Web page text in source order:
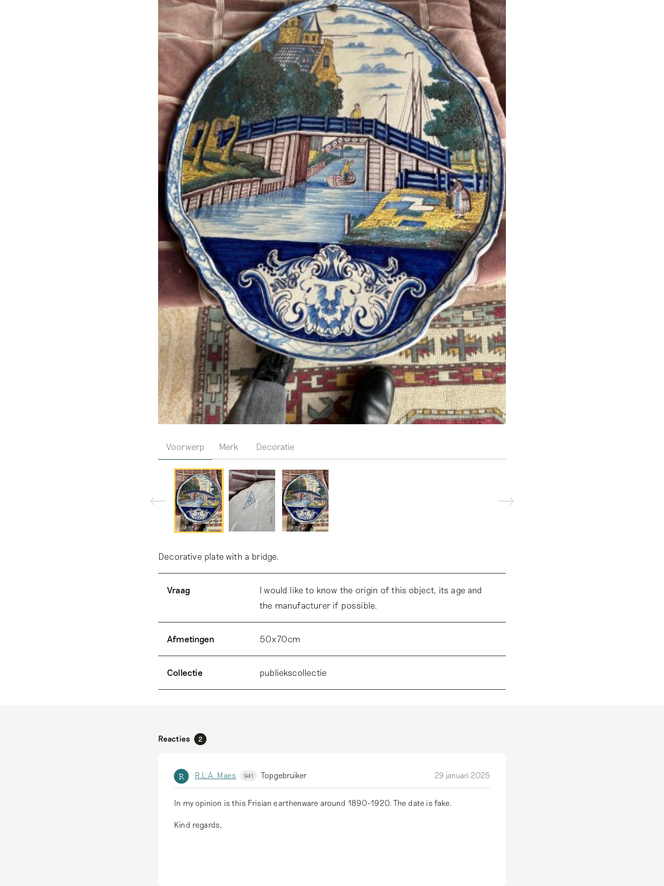
Voorwerp Merk Decoratie
Decorative plate with a bridge.
Vraag
I would like to know the origin of this object, its age and
the manufacturer if possible.
Afmetingen 50x70cm
Collectie publiekscollectie
Reacties 2
R R.L.A. Maes 941 Topgebruiker 29 januari 2025
In my opinion is this Frisian earthenware around 1890-1920. The date is fake.
Kind regards,